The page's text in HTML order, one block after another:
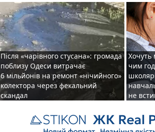
Після «чарівного стусана»: громада
поблизу Одеси витрачає
6 мільйонів на ремонт «нічийного»
колектора через фекальний
скандал
Хочуть
чим
не